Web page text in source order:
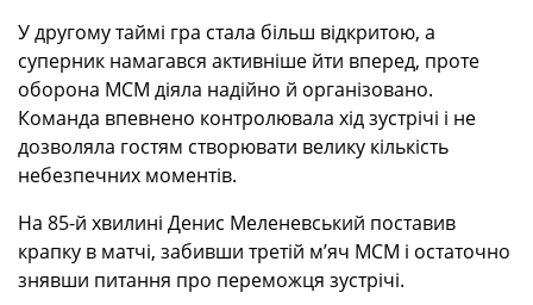
У другому таймі гра стала більш відкритою, а
суперник намагався активніше йти вперед, проте
оборона МСМ діяла надійно й організовано.
Команда впевнено контролювала хід зустрічі і не
дозволяла гостям створювати велику кількість
небезпечних моментів.
На 85-й хвилині Денис Меленевський поставив
крапку в матчі, забивши третій м’яч МСМ і остаточно
знявши питання про переможця зустрічі.